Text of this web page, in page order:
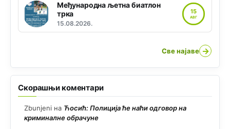
Међународна љетна биатлон
трка
15.08.2026.
15
АВГ
Све најаве →
Скорашњи коментари
Zbunjeni на Ћосић: Полиција ће наћи одговор на
криминалне обрачуне